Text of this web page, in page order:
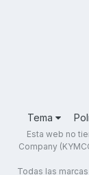
Tema
Esta web no
Company
Todas las